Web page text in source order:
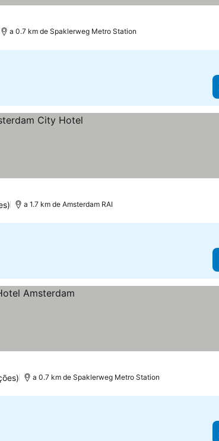
a 0.7 km de Spaklerweg Metro Station
a 1.7 km de Amsterdam RAI
a 0.7 km de Spaklerweg Metro Station